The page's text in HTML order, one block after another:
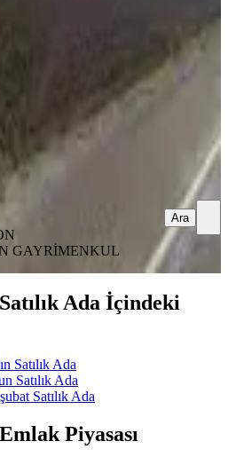
AMAZON GAYRİMENKUL
GAYRİMENKUL
Ara
Ada İçindeki
Satılık Ada
Satılık Ada
Satılık Ada
Piyasası